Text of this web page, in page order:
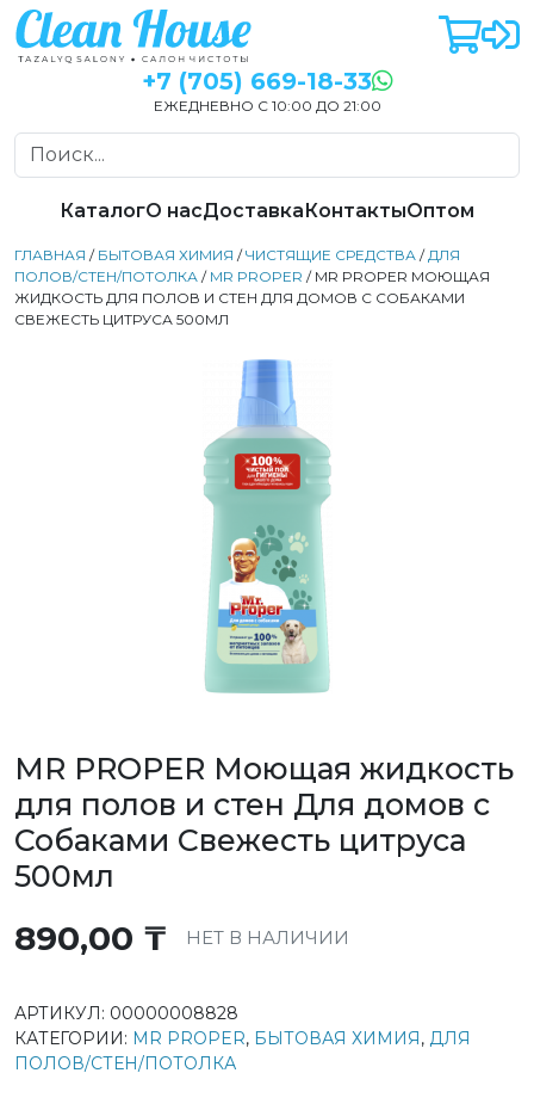
+7 (705) 669-18-33
ЕЖЕДНЕВНО С 10:00 ДО 21:00
КаталогО насДоставкаКонтактыОптом
ГЛАВНАЯ / БЫТОВАЯ ХИМИЯ /ЧИСТЯЩИЕ СРЕДСТВА /ДЛЯ
ПОЛОВ/СТЕН/ПОТОЛКА / MR PROPER / MR PROPER МОЮЩАЯ
ЖИДКОСТЬ ДЛЯ ПОЛОВ И СТЕН ДЛЯ ДОМОВ С СОБАКАМИ
СВЕЖЕСТЬ ЦИТРУСА 500МЛ
MR PROPER Моющая жидкость
для полов и стен Для домов с
Собаками Свежесть цитруса
500мл
890,00 ₸ НЕТ В НАЛИЧИИ
АРТИКУЛ: 00000008828
КАТЕГОРИИ: MR PROPER, БЫТОВАЯ ХИМИЯ, ДЛЯ
ПОЛОВ/СТЕН/ПОТОЛКА